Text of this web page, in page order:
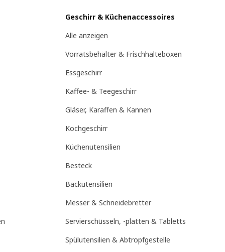
Geschirr & Küchenaccessoires
Alle anzeigen
Vorratsbehälter & Frischhalteboxen
Essgeschirr
Kaffee- & Teegeschirr
Gläser, Karaffen & Kannen
Kochgeschirr
Küchenutensilien
Besteck
Backutensilien
Messer & Schneidebretter
Servierschüsseln, -platten & Tabletts
Spülutensilien & Abtropfgestelle